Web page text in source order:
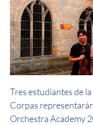
Tres estudiantes de
Corpas
Orchestra Academy